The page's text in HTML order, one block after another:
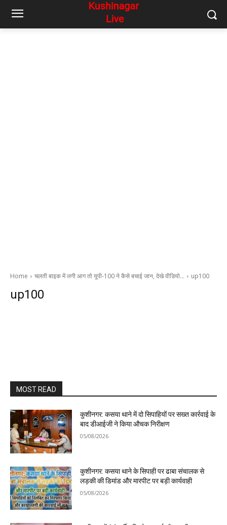
Home चलती बाइक में लगी आग तो यूपी-100 ने कैसे बचाई जान, देखे वीडियो… up100
up100
MOST READ
कुशीनगर: कसया थाने में दो सिपाहियों पर सख्त कार्रवाई के
बाद डीआईजी ने किया औचक निरीक्षण
05/08/2026
कुशीनगर: कसया थाने के सिपाही पर ढाबा संचालक से
लड़की की डिमांड और मारपीट पर बड़ी कार्यवाही
05/08/2026